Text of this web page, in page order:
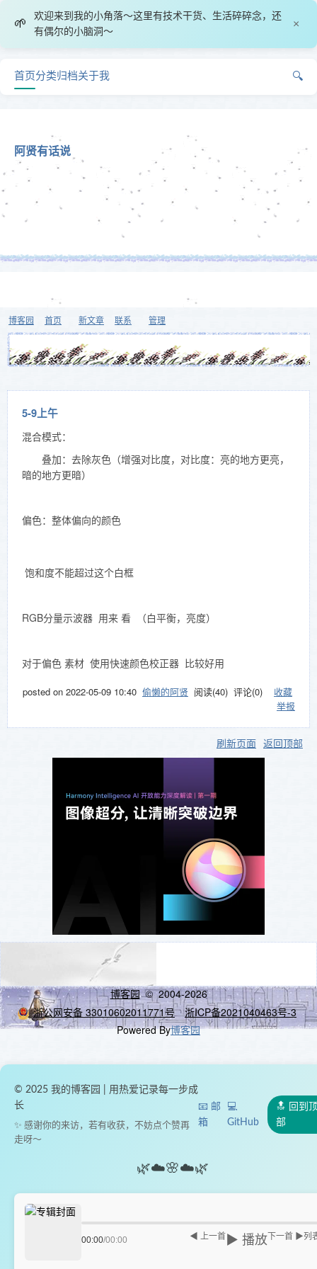
🌱
欢迎来到我的小角落～这里有技术干货、生活碎碎念，还
有偶尔的小脑洞～
×
首页 分类归档关于我 🔍
阿贤有话说
博客园 首页 新文章 联系 管理
5-9上午
混合模式：
叠加：去除灰色（增强对比度，对比度：亮的地方更亮，
暗的地方更暗）
偏色：整体偏向的颜色
饱和度不能超过这个白框
RGB分量示波器 用来 看 （白平衡，亮度）
对于偏色 素材 使用快速颜色校正器 比较好用
posted on 2022-05-09 10:40 偷懒的阿贤 阅读(40) 评论(0) 收藏
举报
刷新页面 返回顶部
博客园© 2004-2026
浙公网安备 33010602011771号
浙ICP备2021040463号-3
Powered By博客园
© 2025 我的博客园 | 用热爱记录每一步成
长
✨ 感谢你的来访，若有收获，不妨点个赞再
走呀～
📧 邮
箱
💻
GitHub
🔝 回到
部
🌿☁️🌸☁️🌿
00:00/00:00 ◀ 上一首 ▶ 播放 下一首 ▶列